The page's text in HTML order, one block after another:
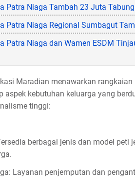
Patra Niaga Tambah 23 Juta
Patra Niaga Regional Sumbagut
Patra Niaga dan Wamen ESDM
Maradian menawarkan
aspek kebutuhan keluarga yang
tinggi:
berbagai jenis dan model peti
Layanan penjemputan dan